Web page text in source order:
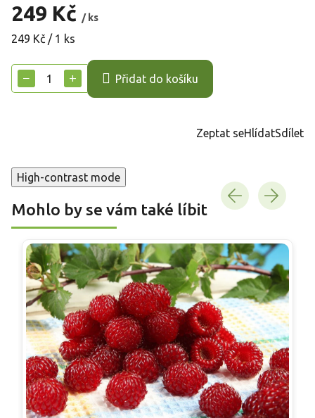
249 Kč / ks
Měrná
249 Kč / 1 ks
+
− Přidat do košíku
Zeptat seHlídatSdílet
High-contrast mode
Mohlo by se vám také líbit